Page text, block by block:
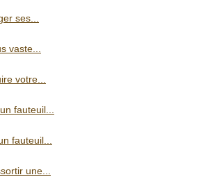
ses...
vaste...
votre...
fauteuil...
fauteuil...
une...